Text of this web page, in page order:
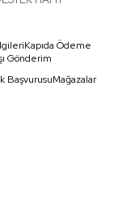
Kapıda Ödeme
Gönderim
BaşvurusuMağazalar